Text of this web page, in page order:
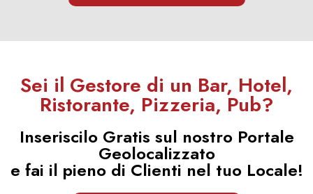
Sei il Gestore di un Bar, Hotel,
Ristorante, Pizzeria, Pub?
Inseriscilo Gratis sul nostro Portale
Geolocalizzato
e fai il pieno di Clienti nel tuo Locale!